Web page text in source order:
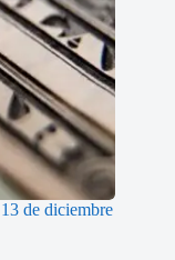
de diciembre